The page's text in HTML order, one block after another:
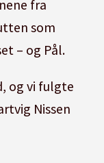
som
i en
fra
som
– og Pål.
og vi fulgte
Nissen